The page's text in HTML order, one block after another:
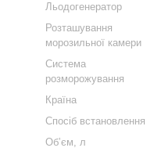
Льодогенератор
Розташування
морозильної камери
Система
розморожування
Країна
Спосіб встановлення
Обʼєм, л